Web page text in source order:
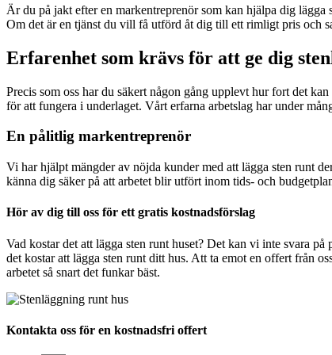
Är du på jakt efter en markentreprenör som kan hjälpa dig
Om det är en tjänst du vill få utförd åt dig till ett rimligt pris och
Erfarenhet som krävs för att ge dig
Precis som oss har du säkert någon gång upplevt hur fort det
för att fungera i underlaget. Vårt erfarna arbetslag har under
En pålitlig markentreprenör
Vi har hjälpt mängder av nöjda kunder med att lägga sten runt
känna dig säker på att arbetet blir utfört inom tids- och
Hör av dig till oss för ett gratis kostnadsförslag
Vad kostar det att lägga sten runt huset? Det kan vi inte svara
det kostar att lägga sten runt ditt hus. Att ta emot en offert från
arbetet så snart det funkar bäst.
Kontakta oss för en kostnadsfri offert